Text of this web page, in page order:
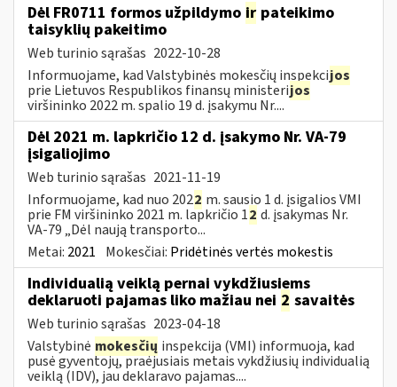
Dėl FR0711 formos užpildymo ir pateikimo
taisyklių pakeitimo
Web turinio sąrašas 2022-10-28
Informuojame, kad Valstybinės mokesčių inspekcijos
prie Lietuvos Respublikos finansų ministerijos
viršininko 2022 m. spalio 19 d. įsakymu Nr....
Dėl 2021 m. lapkričio 12 d. įsakymo Nr. VA-79
įsigaliojimo
Web turinio sąrašas 2021-11-19
Informuojame, kad nuo 2022 m. sausio 1 d. įsigalios VMI
prie FM viršininko 2021 m. lapkričio 12 d. įsakymas Nr.
VA-79 „Dėl naują transporto...
Metai: 2021 Mokesčiai: Pridėtinės vertės mokestis
Individualią veiklą pernai vykdžiusiems
deklaruoti pajamas liko mažiau nei 2 savaitės
Web turinio sąrašas 2023-04-18
Valstybinė mokesčių inspekcija (VMI) informuoja, kad
pusė gyventojų, praėjusiais metais vykdžiusių individualią
veiklą (IDV), jau deklaravo pajamas....